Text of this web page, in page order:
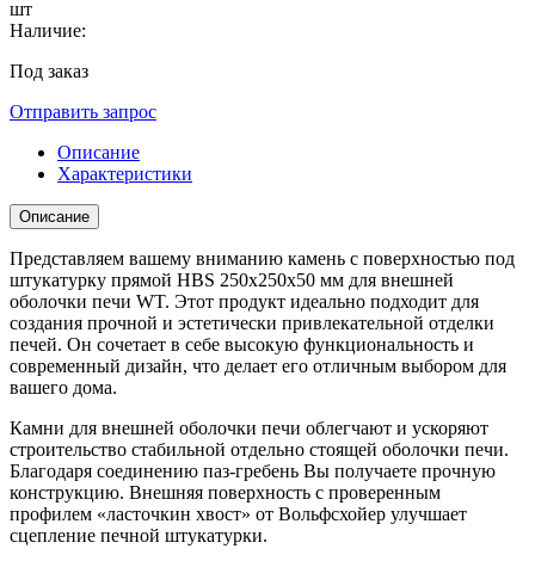
шт
Наличие:
Под заказ
Отправить запрос
Описание
Характеристики
Описание
Представляем вашему вниманию камень с поверхностью под
штукатурку прямой HBS 250х250х50 мм для внешней
оболочки печи WT. Этот продукт идеально подходит для
создания прочной и эстетически привлекательной отделки
печей. Он сочетает в себе высокую функциональность и
современный дизайн, что делает его отличным выбором для
вашего дома.
Камни для внешней оболочки печи облегчают и ускоряют
строительство стабильной отдельно стоящей оболочки печи.
Благодаря соединению паз-гребень Вы получаете прочную
конструкцию. Внешняя поверхность с проверенным
профилем «ласточкин хвост» от Вольфсхойер улучшает
сцепление печной штукатурки.